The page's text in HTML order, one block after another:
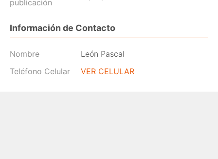
publicación
Información de Contacto
Nombre
León Pascal
Teléfono Celular
VER CELULAR